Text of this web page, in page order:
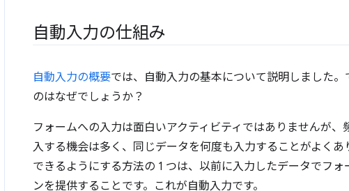
自動入力の仕組み
自動入力の概要では、自動入力の基本について説明しました
のはなぜでしょうか？
フォームへの入力は面白いアクティビティではありませんが
入する機会は多く、同じデータを何度も入力することがよく
できるようにする方法の 1 つは、以前に入力したデータでフ
ンを提供することです。これが自動入力です。